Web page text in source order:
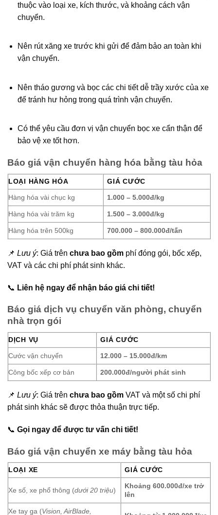
thuộc vào loại xe, kích thước, và khoảng cách vận
chuyển.
Nên rút xăng xe trước khi gửi để đảm bảo an toàn khi
vận chuyển.
Nên tháo gương và bọc các chi tiết dễ trầy xước của xe
để tránh hư hỏng trong quá trình vận chuyển.
Có thể yêu cầu đơn vị vận chuyển bọc xe cẩn thận để
bảo vệ xe tốt hơn.
Báo giá vận chuyển hàng hóa bằng tàu hỏa
LOẠI HÀNG HÓA GIÁ CƯỚC
Hàng hóa vài chục kg 1.000 – 5.000đ/kg
Hàng hóa vài trăm kg 1.500 – 3.000đ/kg
Hàng hóa trên 500kg 700.000 – 800.000đ/tấn
📌 Lưu ý: Giá trên chưa bao gồm phí đóng gói, bốc xếp,
VAT và các chi phí phát sinh khác.
📞 Liên hệ ngay để nhận báo giá chi tiết!
Báo giá dịch vụ chuyển văn phòng, chuyển
nhà trọn gói
DỊCH VỤ GIÁ CƯỚC
Cước vận chuyển 12.000 – 15.000đ/km
Công bốc xếp cơ bản 200.000đ/người phát sinh
📌 Lưu ý: Giá trên chưa bao gồm VAT và một số chi phí
phát sinh khác sẽ được thỏa thuận trực tiếp.
📞 Gọi ngay để được tư vấn chi tiết!
Báo giá vận chuyển xe máy bằng tàu hỏa
LOẠI XE GIÁ CƯỚC
Xe số, xe phổ thông (dưới 20 triệu)
Khoảng 600.000đ/xe trở
lên
Xe tay ga (Vision, AirBlade,